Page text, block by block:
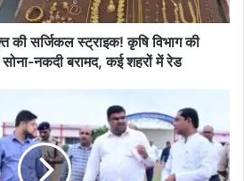
की सर्जिकल स्ट्राइक! कृषि विभाग की
नकदी बरामद, कई शहरों में रेड